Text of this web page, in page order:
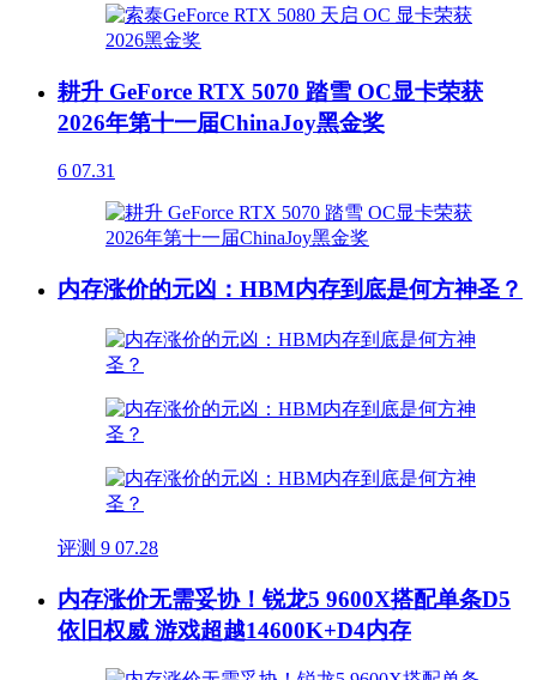
耕升 GeForce RTX 5070 踏雪 OC显卡荣获
2026年第十一届ChinaJoy黑金奖
6 07.31
内存涨价的元凶：HBM内存到底是何方神圣？
评测 9 07.28
内存涨价无需妥协！锐龙5 9600X搭配单条D5
依旧权威 游戏超越14600K+D4内存